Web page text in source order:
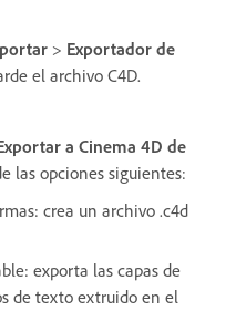
> Exportador de
el archivo C4D.
a Cinema 4D de
las opciones siguientes:
crea un archivo .c4d
exporta las capas de
de texto extruido en el